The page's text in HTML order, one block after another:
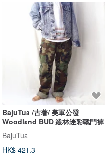
BajuTua /古著/ 美軍公發
Woodland BUD 叢林迷彩戰鬥褲
BajuTua
HK$ 421.3